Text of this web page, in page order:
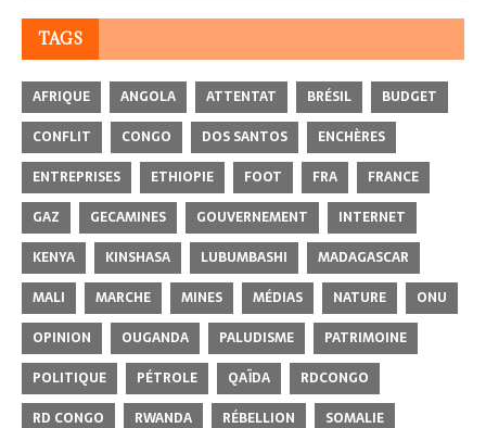
TAGS
AFRIQUE ANGOLA ATTENTAT BRÉSIL
BUDGET
CONFLIT
CONGO DOS SANTOS
ENCHÈRES
ENTREPRISES
ETHIOPIE FOOT FRA
FRANCE
GAZ
GECAMINES GOUVERNEMENT
INTERNET
KENYA
KINSHASA LUBUMBASHI
MADAGASCAR
MALI
MARCHE MINES MÉDIAS NATURE
ONU
OPINION
OUGANDA PALUDISME
PATRIMOINE
POLITIQUE
PÉTROLE QAÏDA
RDCONGO
RD CONGO
RWANDA RÉBELLION SOMALIE